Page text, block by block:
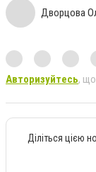
Дворцова
Авторизуйтесь,
Діліться цією